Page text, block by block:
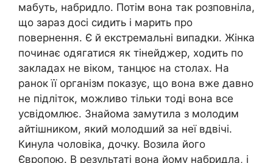
мабуть, набридло. Потім вона так розповніла,
що зараз досі сидить і марить про
повернення. Є й екстремальні випадки. Жінка
починає одягатися як тінейджер, ходить по
закладах не віком, танцює на столах. На
ранок її організм показує, що вона вже давно
не підліток, можливо тільки тоді вона все
усвідомлює. Знайома замутила з молодим
айтішником, який молодший за неї вдвічі.
Кинула чоловіка, дочку. Возила його
Європою. В результаті вона йому набридла, і